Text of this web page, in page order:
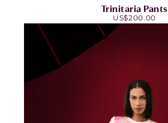
Trinitaria Pants
US$200.00